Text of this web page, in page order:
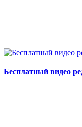
Бесплатный видео